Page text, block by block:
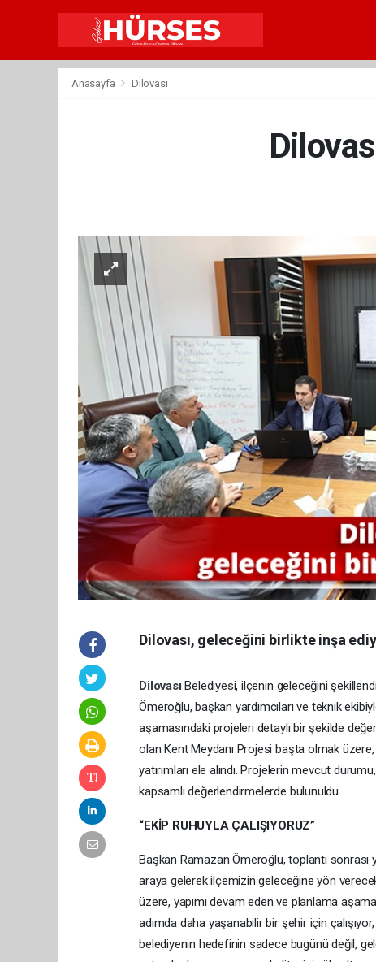
Anasayfa Dilovası
Dilovası, geleceğini birlikte inşa
DilovasıBelediyesi, ilçenin geleceğini
Ömeroğlu, başkan yardımcıları ve teknik
aşamasındaki projeleri detaylı bir şekilde
olan Kent Meydanı Projesi başta olmak
yatırımları ele alındı. Projelerin mevcut
kapsamlı değerlendirmelerde bulunuldu.
“EKİP RUHUYLA ÇALIŞIYORUZ”
Başkan Ramazan Ömeroğlu, toplantı sonrası
araya gelerek ilçemizin geleceğine yön
üzere, yapımı devam eden ve planlama
adımda daha yaşanabilir bir şehir için
belediyenin hedefinin sadece bugünü değil,